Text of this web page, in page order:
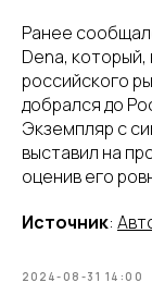
Ранее
Dena,
российского
добрался до
Экземпляр с
выставил на
оценив его
Источник:
2024-08-31 14:00